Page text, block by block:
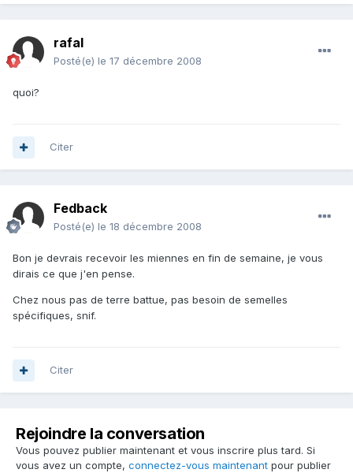
rafal
Posté(e) le 17 décembre 2008
quoi?
Citer
Fedback
Posté(e) le 18 décembre 2008
Bon je devrais recevoir les miennes en fin de semaine, je vous
dirais ce que j'en pense.
Chez nous pas de terre battue, pas besoin de semelles
spécifiques, snif.
Citer
Rejoindre la conversation
Vous pouvez publier maintenant et vous inscrire plus tard. Si
vous avez un compte, connectez-vous maintenant pour publier